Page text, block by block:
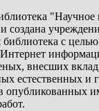
"Научное
создана
с
Интернет
внесших вклад
естественных и
опубликованных